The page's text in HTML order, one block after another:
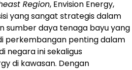
Region, Envision Energy,
yang sangat strategis dalam
sumber daya tenaga bayu yang
perkembangan penting dalam
negara ini sekaligus
di kawasan. Dengan